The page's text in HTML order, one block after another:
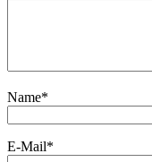
Name*
E-Mail*